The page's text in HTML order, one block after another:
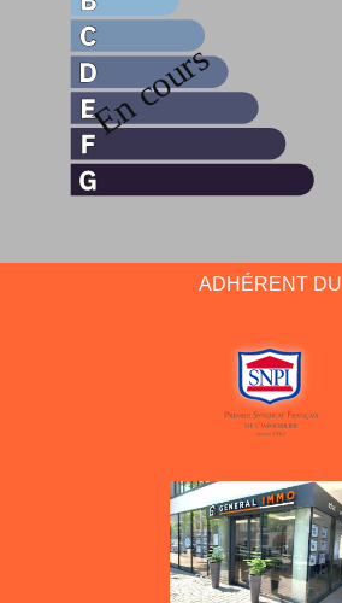
ADHÉRENT DU